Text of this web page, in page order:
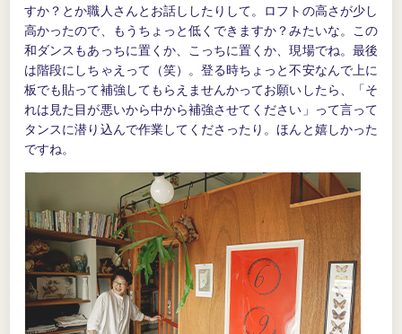
すか？とか職人さんとお話ししたりして。ロフトの高さが少し
高かったので、もうちょっと低くできますか？みたいな。この
和ダンスもあっちに置くか、こっちに置くか、現場でね。最後
は階段にしちゃえって（笑）。登る時ちょっと不安なんで上に
板でも貼って補強してもらえませんかってお願いしたら、「そ
れは見た目が悪いから中から補強させてください」って言って
タンスに潜り込んで作業してくださったり。ほんと嬉しかった
ですね。